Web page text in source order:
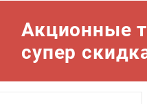
Акционные
супер